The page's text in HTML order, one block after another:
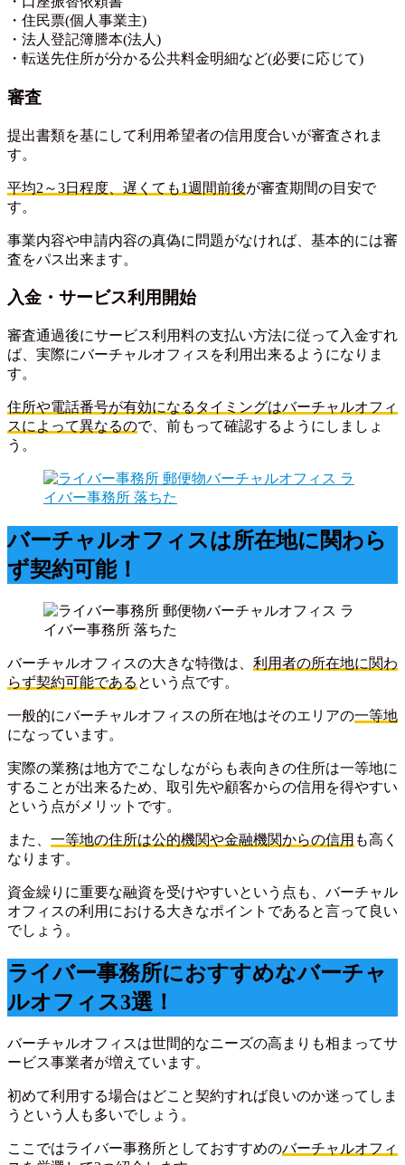
・住民票(個人事業主)
・法人登記簿謄本(法人)
・転送先住所が分かる公共料金明細など(必要に応じて)
審査
提出書類を基にして利用希望者の信用度合いが審査されま
す。
平均2～3日程度、遅くても1週間前後が審査期間の目安で
す。
事業内容や申請内容の真偽に問題がなければ、基本的には審
査をパス出来ます。
入金・サービス利用開始
審査通過後にサービス利用料の支払い方法に従って入金すれ
ば、実際にバーチャルオフィスを利用出来るようになりま
す。
住所や電話番号が有効になるタイミングはバーチャルオフィ
スによって異なるので、前もって確認するようにしましょ
う。
バーチャルオフィスは所在地に関わら
ず契約可能！
バーチャルオフィスの大きな特徴は、 利用者の所在地に関わ
らず契約可能である という点です。
一般的にバーチャルオフィスの所在地はそのエリアの一等地
になっています。
実際の業務は地方でこなしながらも表向きの住所は一等地に
することが出来るため、取引先や顧客からの信用を得やすい
という点がメリットです。
また、 一等地の住所は公的機関や金融機関からの信用 も高く
なります。
資金繰りに重要な融資を受けやすいという点も、バーチャル
オフィスの利用における大きなポイントであると言って良い
でしょう。
ライバー事務所におすすめなバーチャ
ルオフィス3選！
バーチャルオフィスは世間的なニーズの高まりも相まってサ
ービス事業者が増えています。
初めて利用する場合はどこと契約すれば良いのか迷ってしま
うという人も多いでしょう。
ここではライバー事務所としておすすめのバーチャルオフィ